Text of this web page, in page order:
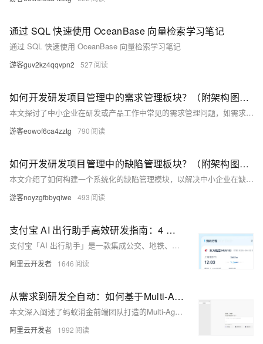
通过 SQL 快速使用 OceanBase 向量检索学习笔记
通过 SQL 快速使用 OceanBase 向量检索学习笔记
游客guv2kz4qqvpn2 527
如何开发研发项目管理中的需求管理板块？（附架构图+流程图+代码参考）
本文探讨了中小企业在研发或产品工作中常见的需求管理问题，如需求记录混乱、交付靠口头约定、变更无追踪等。通过系统化的需求管理，可实现“谁在做什么、为什么做、何时完成、谁验收”的可视化与责任归属，减少沟通成本，提升效率。文章详细介绍了需求管理的核心功能模块（如需求看板、处理流程、研发日报）、系统架构设计、前后端实现参考、开发技巧与落地建议，以及上线后的运营指标与实施路线图。最终目标是将松散的流程规范化、可追踪、可复用，助力企业构建高效的研发项目管理体系。
游客eowof6ca4zztg 790
如何开发研发项目管理中的缺陷管理板块？（附架构图+流程图+代码参考）
本文介绍了如何构建一个系统化的缺陷管理模块，以解决中小企业在缺陷管理上的混乱现状。通过建立“发现—修复—验证—关闭”的闭环流程，实现缺陷的可视化、可追溯和可统计管理，从而降低退货率、客户投诉与运维成本。内容涵盖缺陷管理功能详解、业务流程、数据模型设计、后端与前端参考代码、开发技巧与落地建议、上线后的指标与运营建议，以及从 MVP 到生产的实施路线。目标是让每个缺陷都有归属、状态清晰，并能通过看板快速识别阻塞点与风险，提升团队协作效率与产品质量。
游客noyzgfbbyqiwe 493
支付宝 AI 出行助手高效研发指南：4 人团队的架构迁移与提效实战
支付宝「AI 出行助手」是一款集成公交、地铁、火车票、机票、打车等多项功能的智能出行产品。
阿里云开发者 1646
从需求到研发全自动：如何基于Multi-Agent架构打造AI前端工程师
本文深入阐述了蚂蚁消金前端团队打造的Multi-Agent智能体平台——“天工万象”的技术实践与核心思考。
阿里云开发者 1992